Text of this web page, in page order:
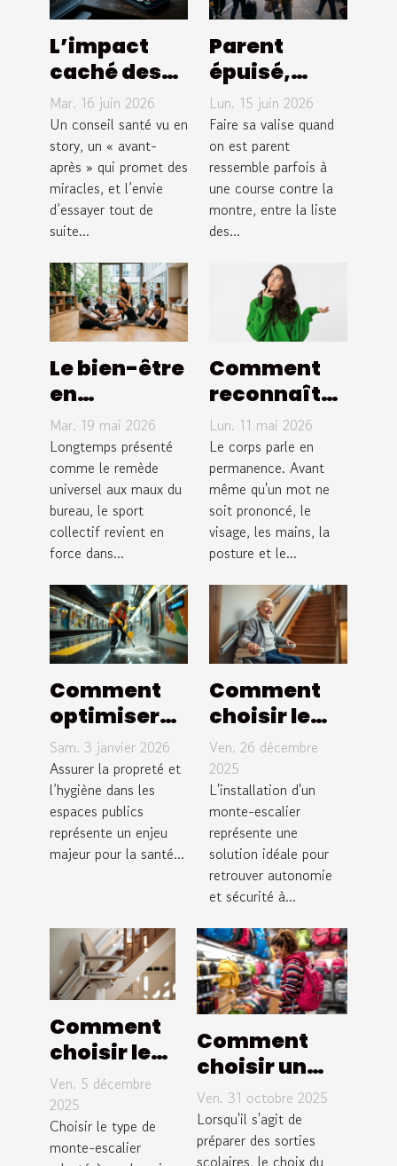
L’impact
caché des
réseaux
sociaux sur
nos conseils
santé
Mar. 16 juin 2026
Un conseil santé vu en
story, un « avant-
après » qui promet des
miracles, et l’envie
d’essayer tout de
suite...
Parent
épuisé,
voyage
inoubliable :
mission
possible ?
Lun. 15 juin 2026
Faire sa valise quand
on est parent
ressemble parfois à
une course contre la
montre, entre la liste
des...
Le bien-être
en
entreprise
passe-t-il
forcément
par le sport
collectif ?
Mar. 19 mai 2026
Longtemps présenté
comme le remède
universel aux maux du
bureau, le sport
collectif revient en
force dans...
Comment
reconnaître
et analyser
les
expressions
corporelles
?
Lun. 11 mai 2026
Le corps parle en
permanence. Avant
même qu'un mot ne
soit prononcé, le
visage, les mains, la
posture et le...
Comment
optimiser
les
protocoles
de
nettoyage
dans les
espaces
Sam. 3 janvier 2026
Assurer la propreté et
l’hygiène dans les
espaces publics
représente un enjeu
majeur pour la santé...
Comment
choisir le
monte-
escalier
adapté à
vos besoins
?
Ven. 26 décembre
2025
L'installation d'un
monte-escalier
représente une
solution idéale pour
retrouver autonomie
et sécurité à...
Comment
choisir le
type de
monte-
escalier
adapté à
Ven. 5 décembre
2025
Choisir le type de
monte-escalier
Comment
choisir un
sac à dos
ergonomique
pour des
Ven. 31 octobre 2025
Lorsqu'il s'agit de
préparer des sorties
scolaires, le choix du